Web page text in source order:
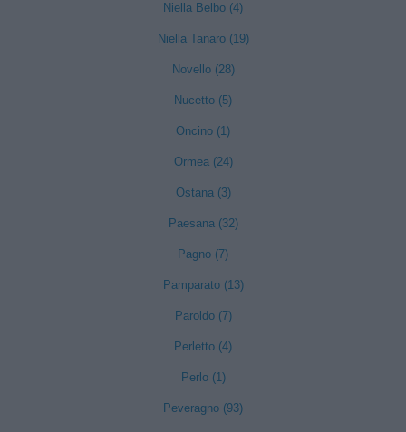
Niella Belbo (4)
Niella Tanaro (19)
Novello (28)
Nucetto (5)
Oncino (1)
Ormea (24)
Ostana (3)
Paesana (32)
Pagno (7)
Pamparato (13)
Paroldo (7)
Perletto (4)
Perlo (1)
Peveragno (93)